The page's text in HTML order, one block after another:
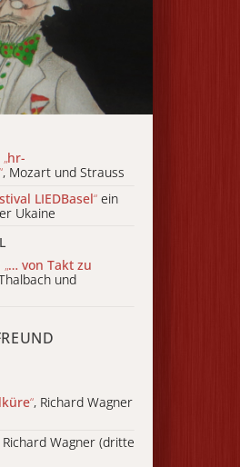
„hr-
“, Mozart und Strauss
LIEDBasel“ ein
Ukaine
„… von Takt zu
und
“, Richard Wagner
Richard Wagner (dritte